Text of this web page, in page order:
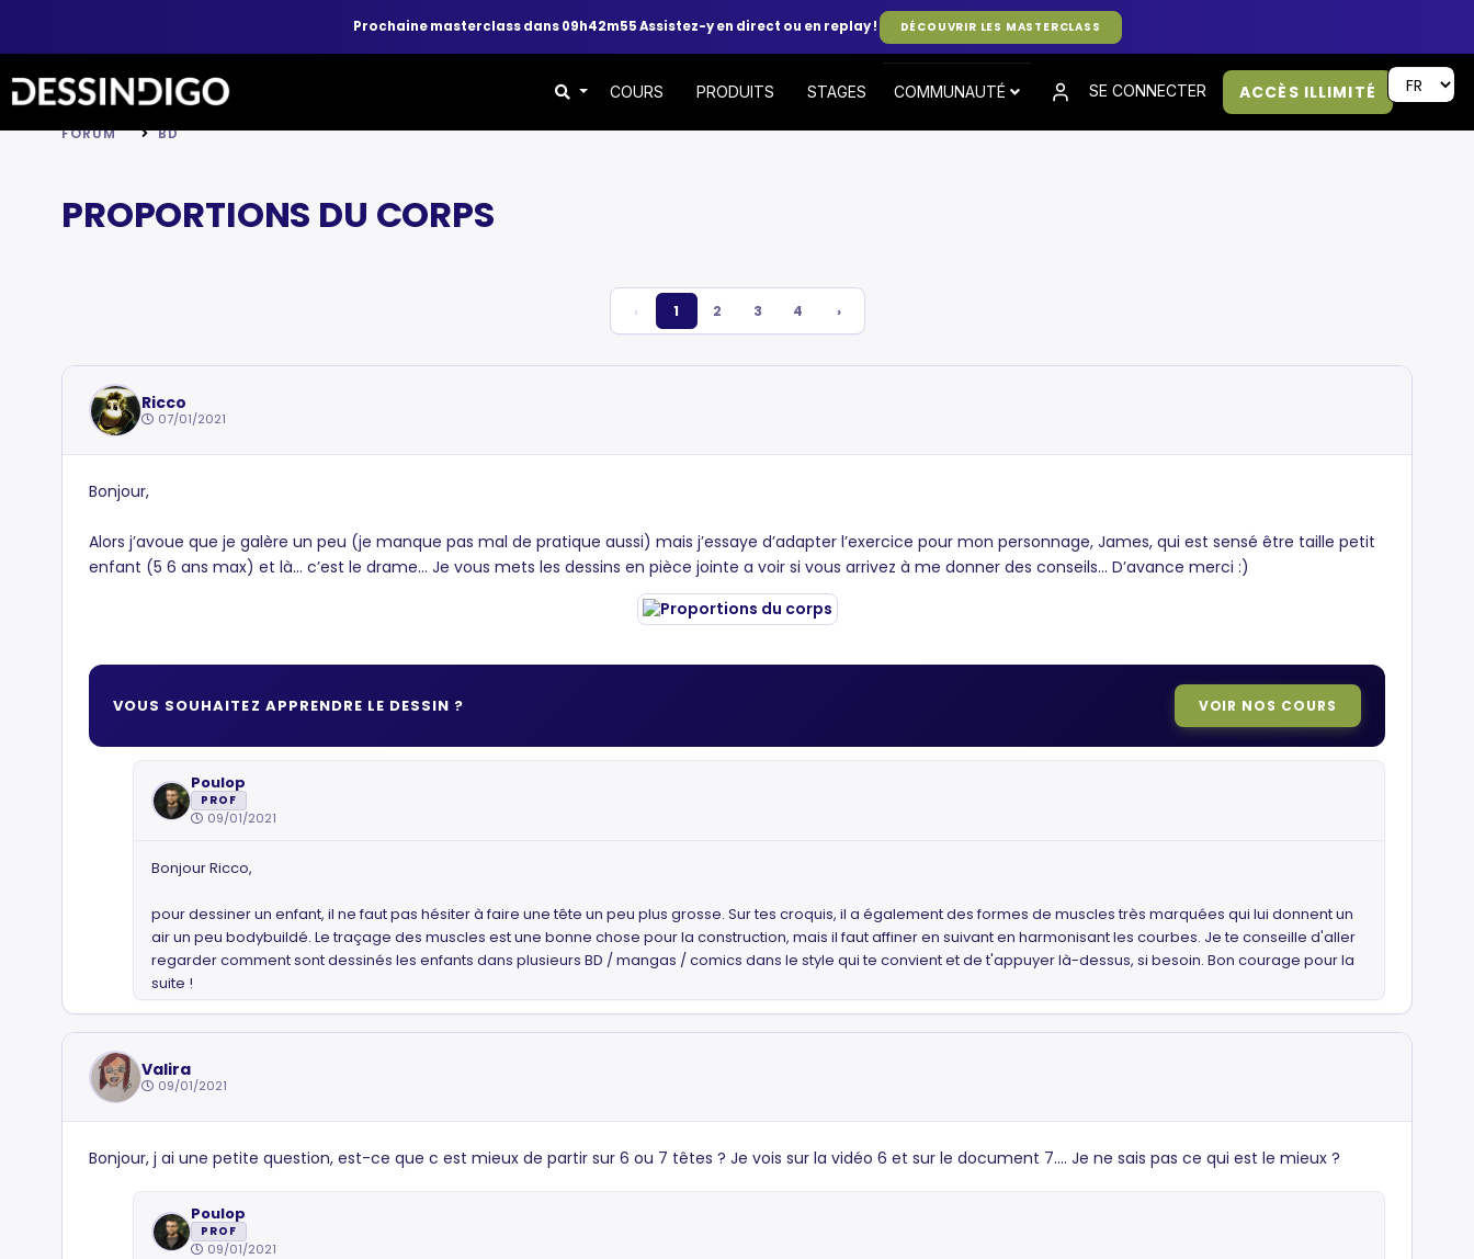
Prochaine masterclass dans 09h42m53Assistez-y en direct ou en replay ! DÉCOUVRIR LES MASTERCLASS
COURS PRODUITS STAGES COMMUNAUTÉ SE CONNECTER ACCÈS ILLIMITÉ
FORUM BD
PROPORTIONS DU CORPS
‹ 1 2 3 4 ›
Ricco
07/01/2021
Bonjour,
Alors j’avoue que je galère un peu (je manque pas mal de pratique aussi) mais j’essaye d’adapter l’exercice pour mon personnage, James, qui est sensé être taille petit
enfant (5 6 ans max) et là... c’est le drame... Je vous mets les dessins en pièce jointe a voir si vous arrivez à me donner des conseils... D’avance merci :)
VOUS SOUHAITEZ APPRENDRE LE DESSIN ? VOIR NOS COURS
Poulop
PROF
09/01/2021
Bonjour Ricco,
pour dessiner un enfant, il ne faut pas hésiter à faire une tête un peu plus grosse. Sur tes croquis, il a également des formes de muscles très marquées qui lui donnent un
air un peu bodybuildé. Le traçage des muscles est une bonne chose pour la construction, mais il faut affiner en suivant en harmonisant les courbes. Je te conseille d'aller
regarder comment sont dessinés les enfants dans plusieurs BD / mangas / comics dans le style qui te convient et de t'appuyer là-dessus, si besoin. Bon courage pour la
suite !
Valira
09/01/2021
Bonjour, j ai une petite question, est-ce que c est mieux de partir sur 6 ou 7 têtes ? Je vois sur la vidéo 6 et sur le document 7.... Je ne sais pas ce qui est le mieux ?
Poulop
PROF
09/01/2021